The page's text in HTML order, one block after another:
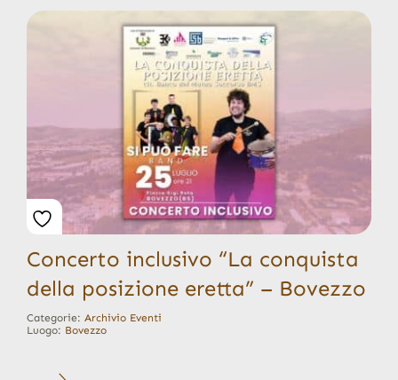
Concerto inclusivo “La conquista
della posizione eretta” – Bovezzo
Categorie: Archivio Eventi
Luogo: Bovezzo